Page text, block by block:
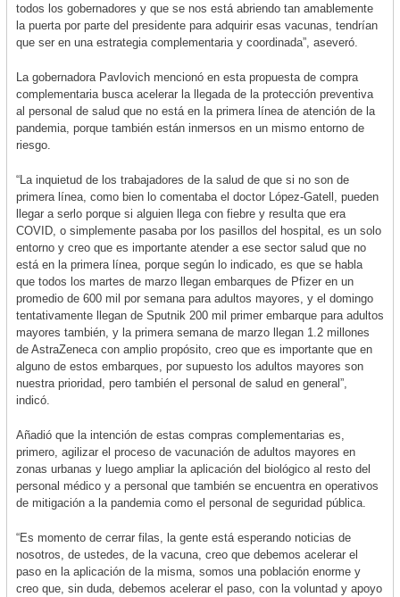
todos los gobernadores y que se nos está abriendo tan amablemente
la puerta por parte del presidente para adquirir esas vacunas, tendrían
que ser en una estrategia complementaria y coordinada”, aseveró.
La gobernadora Pavlovich mencionó en esta propuesta de compra
complementaria busca acelerar la llegada de la protección preventiva
al personal de salud que no está en la primera línea de atención de la
pandemia, porque también están inmersos en un mismo entorno de
riesgo.
“La inquietud de los trabajadores de la salud de que si no son de
primera línea, como bien lo comentaba el doctor López-Gatell, pueden
llegar a serlo porque si alguien llega con fiebre y resulta que era
COVID, o simplemente pasaba por los pasillos del hospital, es un solo
entorno y creo que es importante atender a ese sector salud que no
está en la primera línea, porque según lo indicado, es que se habla
que todos los martes de marzo llegan embarques de Pfizer en un
promedio de 600 mil por semana para adultos mayores, y el domingo
tentativamente llegan de Sputnik 200 mil primer embarque para adultos
mayores también, y la primera semana de marzo llegan 1.2 millones
de AstraZeneca con amplio propósito, creo que es importante que en
alguno de estos embarques, por supuesto los adultos mayores son
nuestra prioridad, pero también el personal de salud en general”,
indicó.
Añadió que la intención de estas compras complementarias es,
primero, agilizar el proceso de vacunación de adultos mayores en
zonas urbanas y luego ampliar la aplicación del biológico al resto del
personal médico y a personal que también se encuentra en operativos
de mitigación a la pandemia como el personal de seguridad pública.
“Es momento de cerrar filas, la gente está esperando noticias de
nosotros, de ustedes, de la vacuna, creo que debemos acelerar el
paso en la aplicación de la misma, somos una población enorme y
creo que, sin duda, debemos acelerar el paso, con la voluntad y apoyo